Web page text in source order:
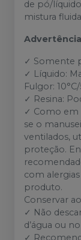
de pó/
mistura
✓ Somente
✓ Líquido:
Fulgor:
✓ Resina:
✓ Como em
se o
ventilados,
proteção.
com
produto.
Conservar
✓ Não
d’água ou
✓